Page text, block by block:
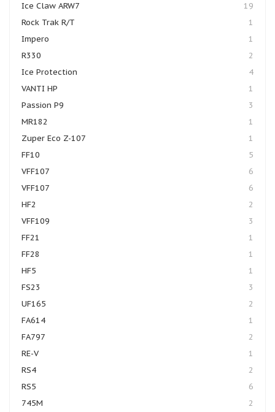
Ice Claw ARW7
19
Rock Trak R/T
1
Impero
1
R330
2
Ice Protection
4
VANTI HP
1
Passion P9
3
MR182
1
Zuper Eco Z-107
1
FF10
5
VFF107
6
VFF107
6
HF2
2
VFF109
3
FF21
1
FF28
1
HF5
1
FS23
3
UF165
2
FA614
1
FA797
2
RE-V
1
RS4
2
RS5
6
745M
2